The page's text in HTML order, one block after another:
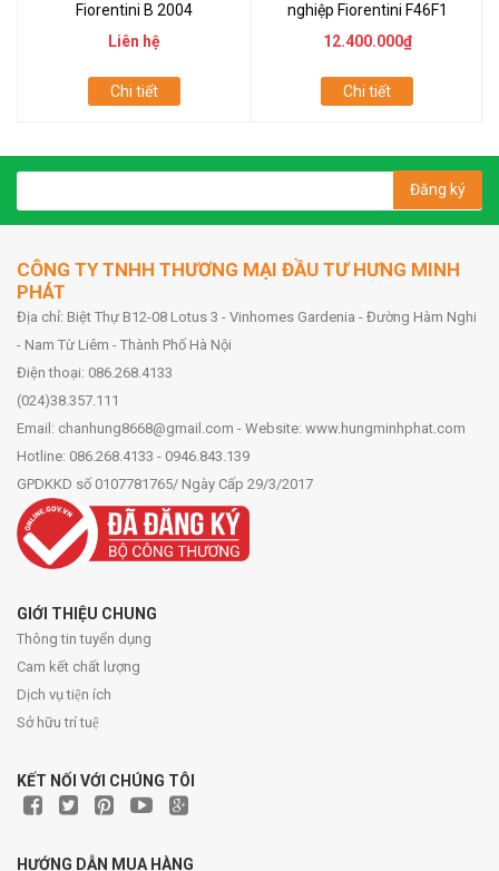
Fiorentini B 2004
Liên hệ
Chi tiết
nghiệp Fiorentini F46F1
12.400.000₫
Chi tiết
Đăng ký
CÔNG TY TNHH THƯƠNG MẠI ĐẦU TƯ HƯNG MINH
PHÁT
Địa chỉ: Biệt Thự B12-08 Lotus 3 - Vinhomes Gardenia - Đường Hàm Nghi
- Nam Từ Liêm - Thành Phố Hà Nội
Điện thoại: 086.268.4133
(024)38.357.111
Email: chanhung8668@gmail.com - Website: www.hungminhphat.com
Hotline: 086.268.4133 - 0946.843.139
GPDKKD số 0107781765/ Ngày Cấp 29/3/2017
GIỚI THIỆU CHUNG
Thông tin tuyển dụng
Cam kết chất lượng
Dịch vụ tiện ích
Sở hữu trí tuệ
KẾT NỐI VỚI CHÚNG TÔI
HƯỚNG DẪN MUA HÀNG